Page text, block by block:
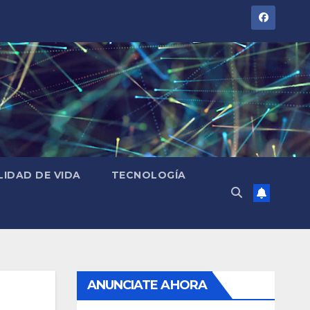
DE VIDA TECNOLOGÍA
ANUNCIATE AHORA